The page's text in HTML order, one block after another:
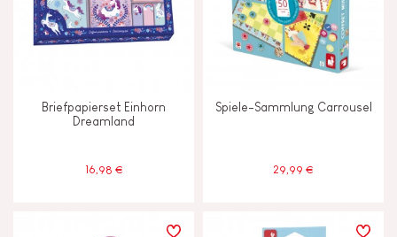
Briefpapierset Einhorn
Dreamland
16,98 €
Spiele-Sammlung Carrousel
29,99 €